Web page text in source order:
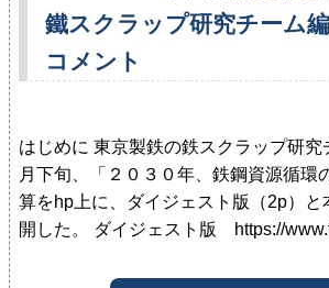
鐵スクラップ研究チーム
コメント
はじめに 東京製鉄の鉄スクラップ研究
月下旬、「２０３０年、鉄鋼資源循環
算をhp上に、ダイジェスト版（2p）と
開した。 ダイジェスト版 https://